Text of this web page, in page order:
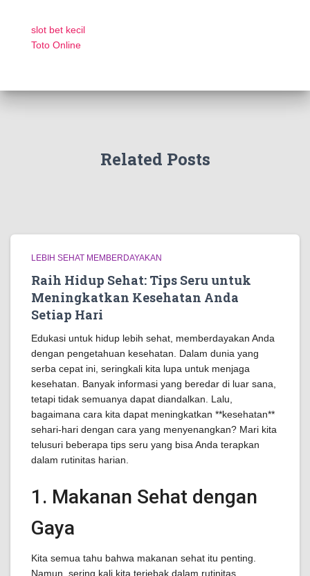
slot bet kecil
Toto Online
Related Posts
LEBIH SEHAT MEMBERDAYAKAN
Raih Hidup Sehat: Tips Seru untuk
Meningkatkan Kesehatan Anda
Setiap Hari
Edukasi untuk hidup lebih sehat, memberdayakan Anda
dengan pengetahuan kesehatan. Dalam dunia yang
serba cepat ini, seringkali kita lupa untuk menjaga
kesehatan. Banyak informasi yang beredar di luar sana,
tetapi tidak semuanya dapat diandalkan. Lalu,
bagaimana cara kita dapat meningkatkan **kesehatan**
sehari-hari dengan cara yang menyenangkan? Mari kita
telusuri beberapa tips seru yang bisa Anda terapkan
dalam rutinitas harian.
1. Makanan Sehat dengan
Gaya
Kita semua tahu bahwa makanan sehat itu penting.
Namun, sering kali kita terjebak dalam rutinitas